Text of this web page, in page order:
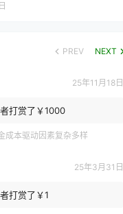
PREV NEXT
25年11月18日
打赏了￥1000
成本驱动因素复杂多样
25年3月31日
打赏了￥1